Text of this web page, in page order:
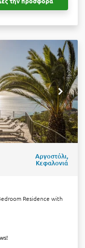
Αργοστόλι,
Κεφαλονιά
Residence with